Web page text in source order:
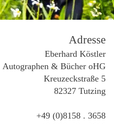
Adresse
Eberhard Köstler
Autographen & Bücher oHG
Kreuzeckstraße 5
82327 Tutzing
+49 (0)8158 . 3658